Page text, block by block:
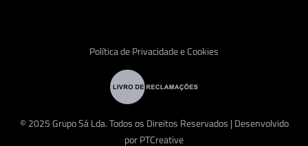
Política de Privacidade e Cookies
© 2025 Grupo Sá Lda. Todos os Direitos Reservados | Desenvolvido
porPTCreative